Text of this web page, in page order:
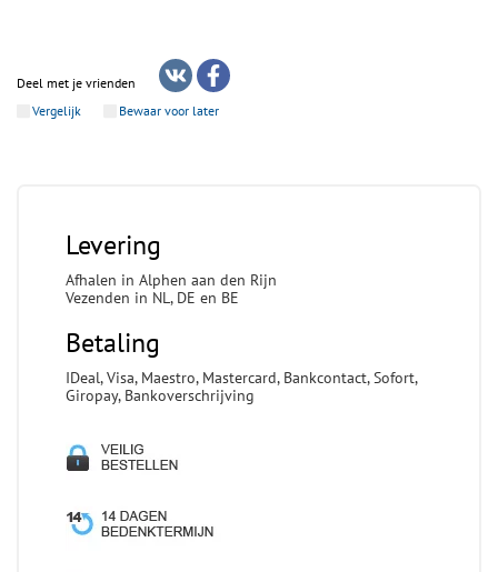
Deel met je vrienden
Vergelijk
Bewaar voor later
Levering
Afhalen in Alphen aan den Rijn
Vezenden in NL, DE en BE
Betaling
IDeal, Visa, Maestro, Mastercard, Bankcontact, Sofort,
Giropay, Bankoverschrijving